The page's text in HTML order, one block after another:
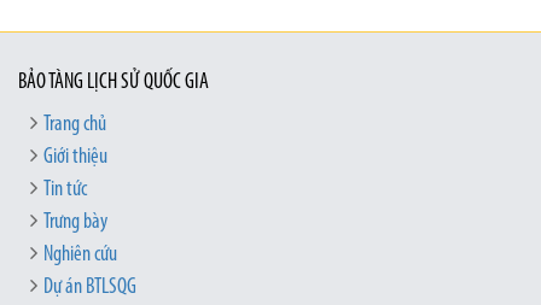
BẢO TÀNG LỊCH SỬ QUỐC GIA
Trang chủ
Giới thiệu
Tin tức
Trưng bày
Nghiên cứu
Dự án BTLSQG